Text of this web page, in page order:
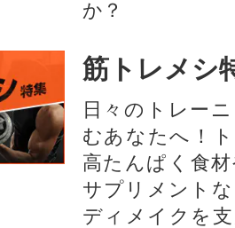
か？​
筋トレメシ
日々のトレー
むあなたへ！
高たんぱく食
サプリメント
ディメイクを